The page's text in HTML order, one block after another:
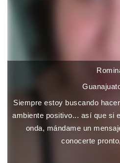
Siempre estoy buscando
ambiente positivo... así que si
onda, mándame un
conocerte